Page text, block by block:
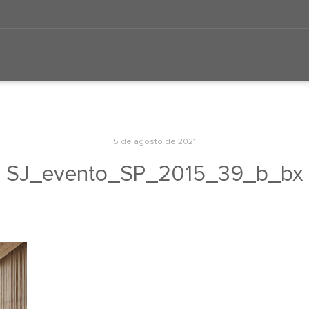
5 de agosto de 2021
SJ_evento_SP_2015_39_b_bx